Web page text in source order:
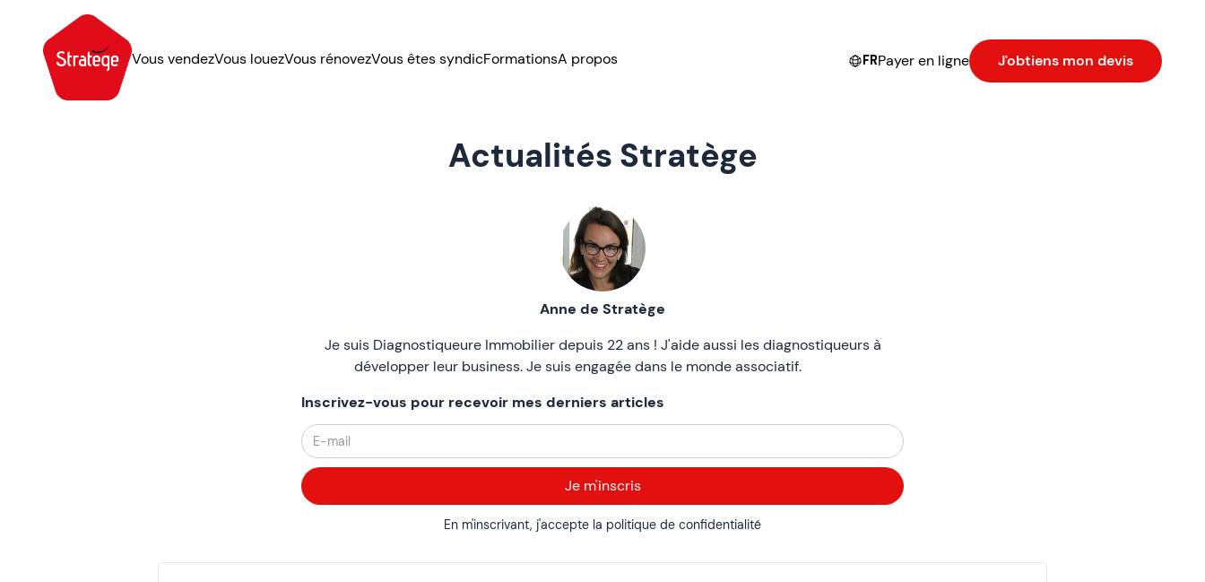
Vous vendezVous louezVous rénovezVous êtes syndicFormationsA propos FRPayer en ligne J'obtiens mon devis
Actualités Stratège
Anne de Stratège
Je suis Diagnostiqueure Immobilier depuis 22 ans ! J'aide aussi les diagnostiqueurs à
développer leur business. Je suis engagée dans le monde associatif.
Inscrivez-vous pour recevoir mes derniers articles
En m'inscrivant, j'accepte la politique de confidentialité